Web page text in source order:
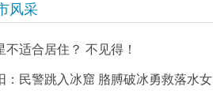
风采
不适合居住？ 不见得！
：民警跳入冰窟 胳膊破冰勇救落水女